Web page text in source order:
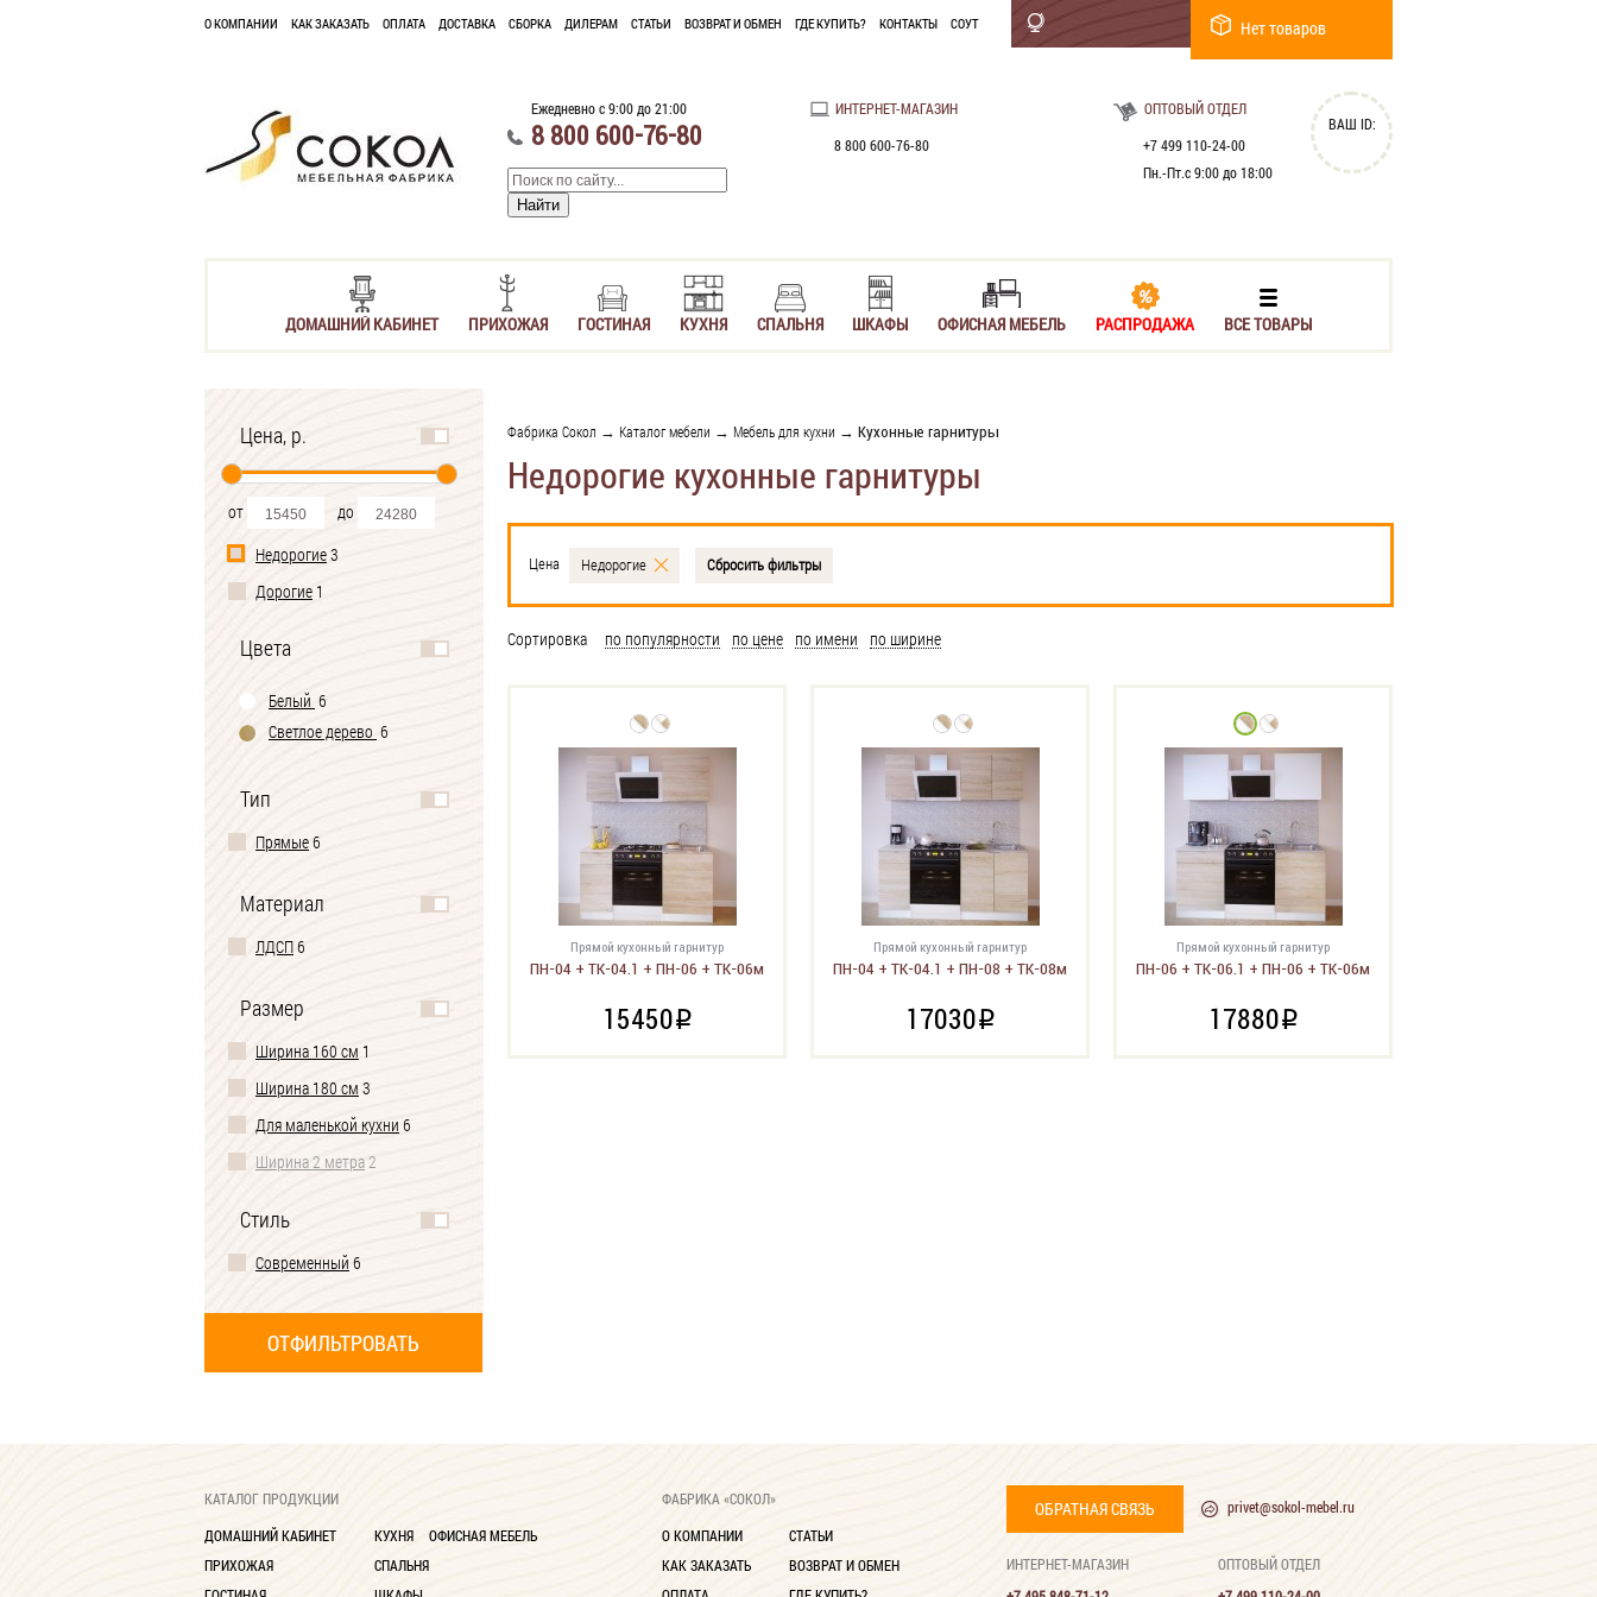
О КОМПАНИИ КАК ЗАКАЗАТЬ ОПЛАТА ДОСТАВКА СБОРКА ДИЛЕРАМ СТАТЬИ ВОЗВРАТ И ОБМЕН ГДЕ КУПИТЬ? КОНТАКТЫ СОУТ Нет товаров
Ежедневно с 9:00 до 21:00
8 800 600-76-80
ИНТЕРНЕТ-МАГАЗИН
8 800 600-76-80
ОПТОВЫЙ ОТДЕЛ
+7 499 110-24-00
Пн.-Пт.с 9:00 до 18:00
ВАШ ID:
ДОМАШНИЙ КАБИНЕТ ПРИХОЖАЯ ГОСТИНАЯ КУХНЯ СПАЛЬНЯ ШКАФЫ ОФИСНАЯ МЕБЕЛЬ РАСПРОДАЖА ВСЕ ТОВАРЫ
Цена, р.
от
до
Недорогие3
Дорогие 1
Цвета
Белый 6
Светлое дерево 6
Тип
Прямые6
Материал
ЛДСП6
Размер
Ширина 160 см 1
Ширина 180 см 3
Для маленькой кухни 6
Ширина 2 метра2
Стиль
Современный 6
Фабрика Сокол → Каталог мебели → Мебель для кухни → Кухонные гарнитуры
Недорогие кухонные гарнитуры
Цена Недорогие Сбросить фильтры
Сортировка по популярности по цене по имени по ширине
Прямой кухонный гарнитур
ПН-04 + ТК-04.1 + ПН-06 + ТК-06м
15450i
Прямой кухонный гарнитур
ПН-04 + ТК-04.1 + ПН-08 + ТК-08м
17030i
Прямой кухонный гарнитур
ПН-06 + ТК-06.1 + ПН-06 + ТК-06м
17880i
КАТАЛОГ ПРОДУКЦИИ
ДОМАШНИЙ КАБИНЕТ
ПРИХОЖАЯ
КУХНЯ
СПАЛЬНЯ
ОФИСНАЯ МЕБЕЛЬ
ФАБРИКА «СОКОЛ»
О КОМПАНИИ
КАК ЗАКАЗАТЬ
СТАТЬИ
ВОЗВРАТ И ОБМЕН
ОБРАТНАЯ СВЯЗЬ privet@sokol-mebel.ru
ИНТЕРНЕТ-МАГАЗИН
ОПТОВЫЙ ОТДЕЛ